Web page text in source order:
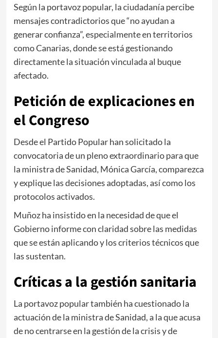
Según la portavoz popular, la ciudadanía percibe
mensajes contradictorios que “no ayudan a
generar confianza”, especialmente en territorios
comoCanarias, donde se está gestionando
directamente la situación vinculada al buque
afectado.
Petición de explicaciones en
el Congreso
Desde el Partido Popular han solicitado la
convocatoria de un pleno extraordinario para que
la ministra de Sanidad, Mónica García, comparezca
y explique las decisiones adoptadas, así como los
protocolos activados.
Muñoz ha insistido en la necesidad de que el
Gobierno informe con claridad sobre las medidas
que se están aplicando y los criterios técnicos que
las sustentan.
Críticas a la gestión sanitaria
La portavoz popular también ha cuestionado la
actuación de la ministra de Sanidad, a la que acusa
de no centrarse en la gestión de la crisis y de